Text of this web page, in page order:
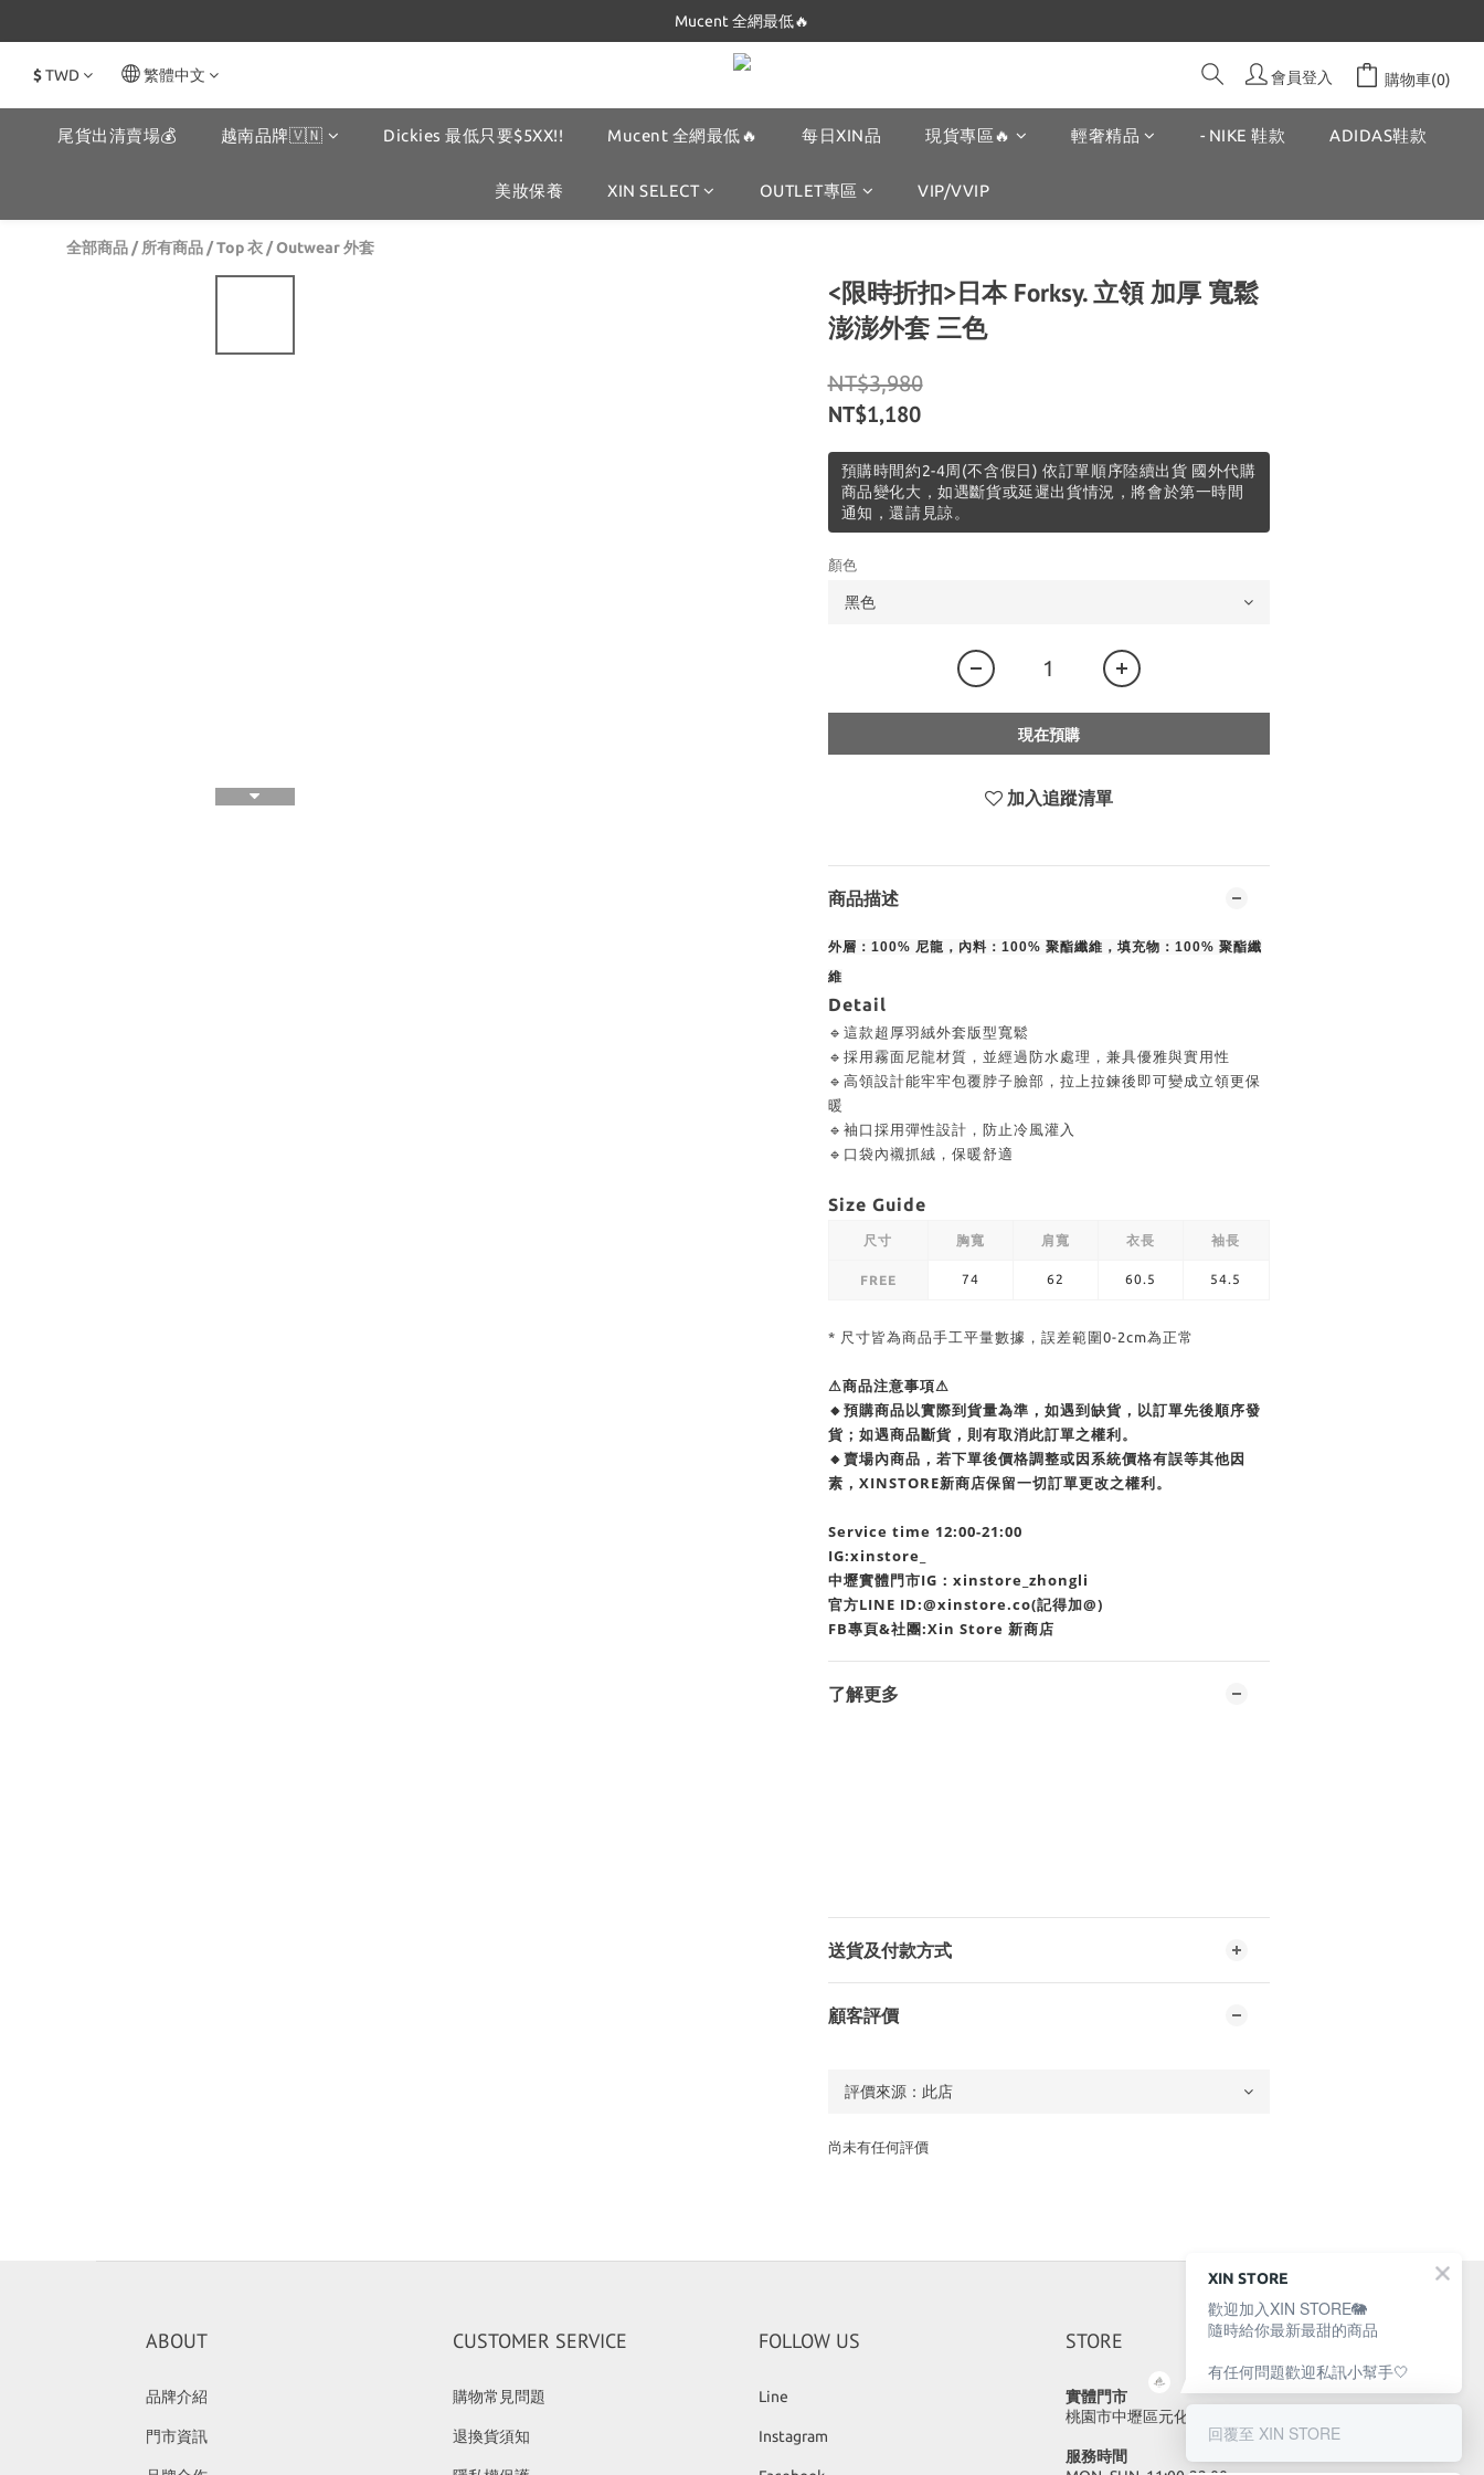
Dickies 最低只要$5XX!!
Mucent 全網最低🔥
Dickies 最低只要$5XX!!
$TWD 繁體中文 會員登入 購物車(0)
尾貨出清賣場💰 越南品牌🇻🇳 Dickies 最低只要$5XX!! Mucent 全網最低🔥 每日XIN品 現貨專區🔥 輕奢精品 - NIKE 鞋款 ADIDAS鞋款
美妝保養 XIN SELECT OUTLET專區 VIP/VVIP
全部商品 /所有商品 /Top 衣 /Outwear 外套
<限時折扣>日本 Forksy. 立領 加厚 寬鬆
澎澎外套 三色
NT$3,980
NT$1,180
預購時間約2-4周(不含假日) 依訂單順序陸續出貨 國外代購
商品變化大，如遇斷貨或延遲出貨情況，將會於第一時間
通知，還請見諒。
顏色
現在預購
加入追蹤清單
商品描述
外層：100% 尼龍，內料：100% 聚酯纖維，填充物：100% 聚酯纖
維
Detail
🔹這款超厚羽絨外套版型寬鬆
🔹採用霧面尼龍材質，並經過防水處理，兼具優雅與實用性
🔹高領設計能牢牢包覆脖子臉部，拉上拉鍊後即可變成立領更保
暖
🔹袖口採用彈性設計，防止冷風灌入
🔹口袋內襯抓絨，保暖舒適
Size Guide
尺寸 胸寬 肩寬 衣長 袖長
FREE 74 62 60.5 54.5
* 尺寸皆為商品手工平量數據，誤差範圍0-2cm為正常
⚠商品注意事項⚠
🔸預購商品以實際到貨量為準，如遇到缺貨，以訂單先後順序發
貨；如遇商品斷貨，則有取消此訂單之權利。
🔸賣場內商品，若下單後價格調整或因系統價格有誤等其他因
素，XINSTORE新商店保留一切訂單更改之權利。
Service time 12:00-21:00
IG:xinstore_
中壢實體門市IG：xinstore_zhongli
官方LINE ID:@xinstore.co(記得加@)
FB專頁&社團:Xin Store 新商店
了解更多
送貨及付款方式
顧客評價
尚未有任何評價
ABOUT
品牌介紹
門市資訊
CUSTOMER SERVICE
購物常見問題
退換貨須知
FOLLOW US
Line
Instagram
STORE
實體門市
桃園市中壢區元化路23號
服務時間
XIN STORE
歡迎加入XIN STORE🐘
隨時給你最新最甜的商品
有任何問題歡迎私訊小幫手🤍
回覆至 XIN STORE